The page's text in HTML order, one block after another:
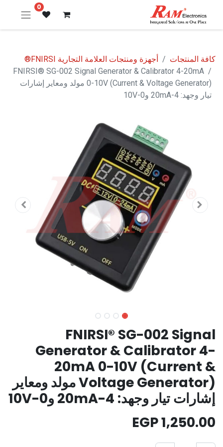
0
كافة المنتجات
أجهزة ومنتجات العلامة التجارية FNIRSI®
FNIRSI® SG-002 Signal Generator & Calibrator 4-20mA
0-10V (Current & Voltage Generator) مولد ومعاير إشارات
تيار وجهد: 4-20mA و0-10V
FNIRSI® SG-002 Signal
Generator & Calibrator 4-
20mA 0-10V (Current &
Voltage Generator) مولد ومعاير
إشارات تيار وجهد: 4-20mA و0-10V
1,250.00